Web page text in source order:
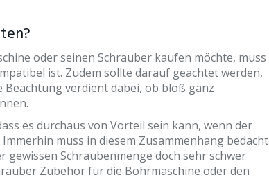
oder seinen Schrauber kaufen möchte, muss
ist. Zudem sollte darauf geachtet werden,
verdient dabei, ob bloß ganz
es durchaus von Vorteil sein kann, wenn der
muss in diesem Zusammenhang bedacht
gewissen Schraubenmenge doch sehr schwer
Zubehör für die Bohrmaschine oder den